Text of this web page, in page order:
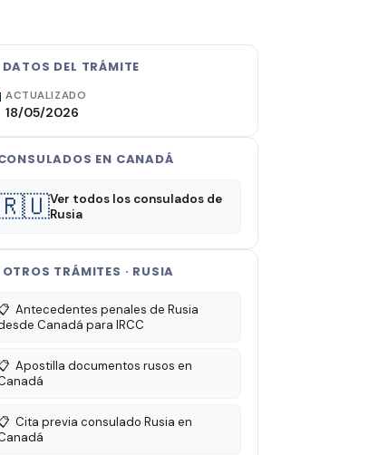
DEL TRÁMITE
ACTUALIZADO
18/05/2026
EN CANADÁ
Ver todos los consulados de
Rusia
TRÁMITES · RUSIA
Antecedentes penales de Rusia
Canadá para IRCC
Apostilla documentos rusos en
Cita previa consulado Rusia en